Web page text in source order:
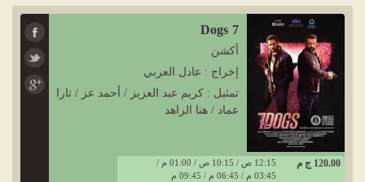
7 Dogs
أكشن
إخراج : عادل العربي
تمثيل : كريم عبد العزيز / أحمد عز / تارا
عماد / هنا الزاهد
120.00 ج م
12:15 ص / 10:15 ص / 01:00 م /
03:45 م / 06:45 م / 09:45 م